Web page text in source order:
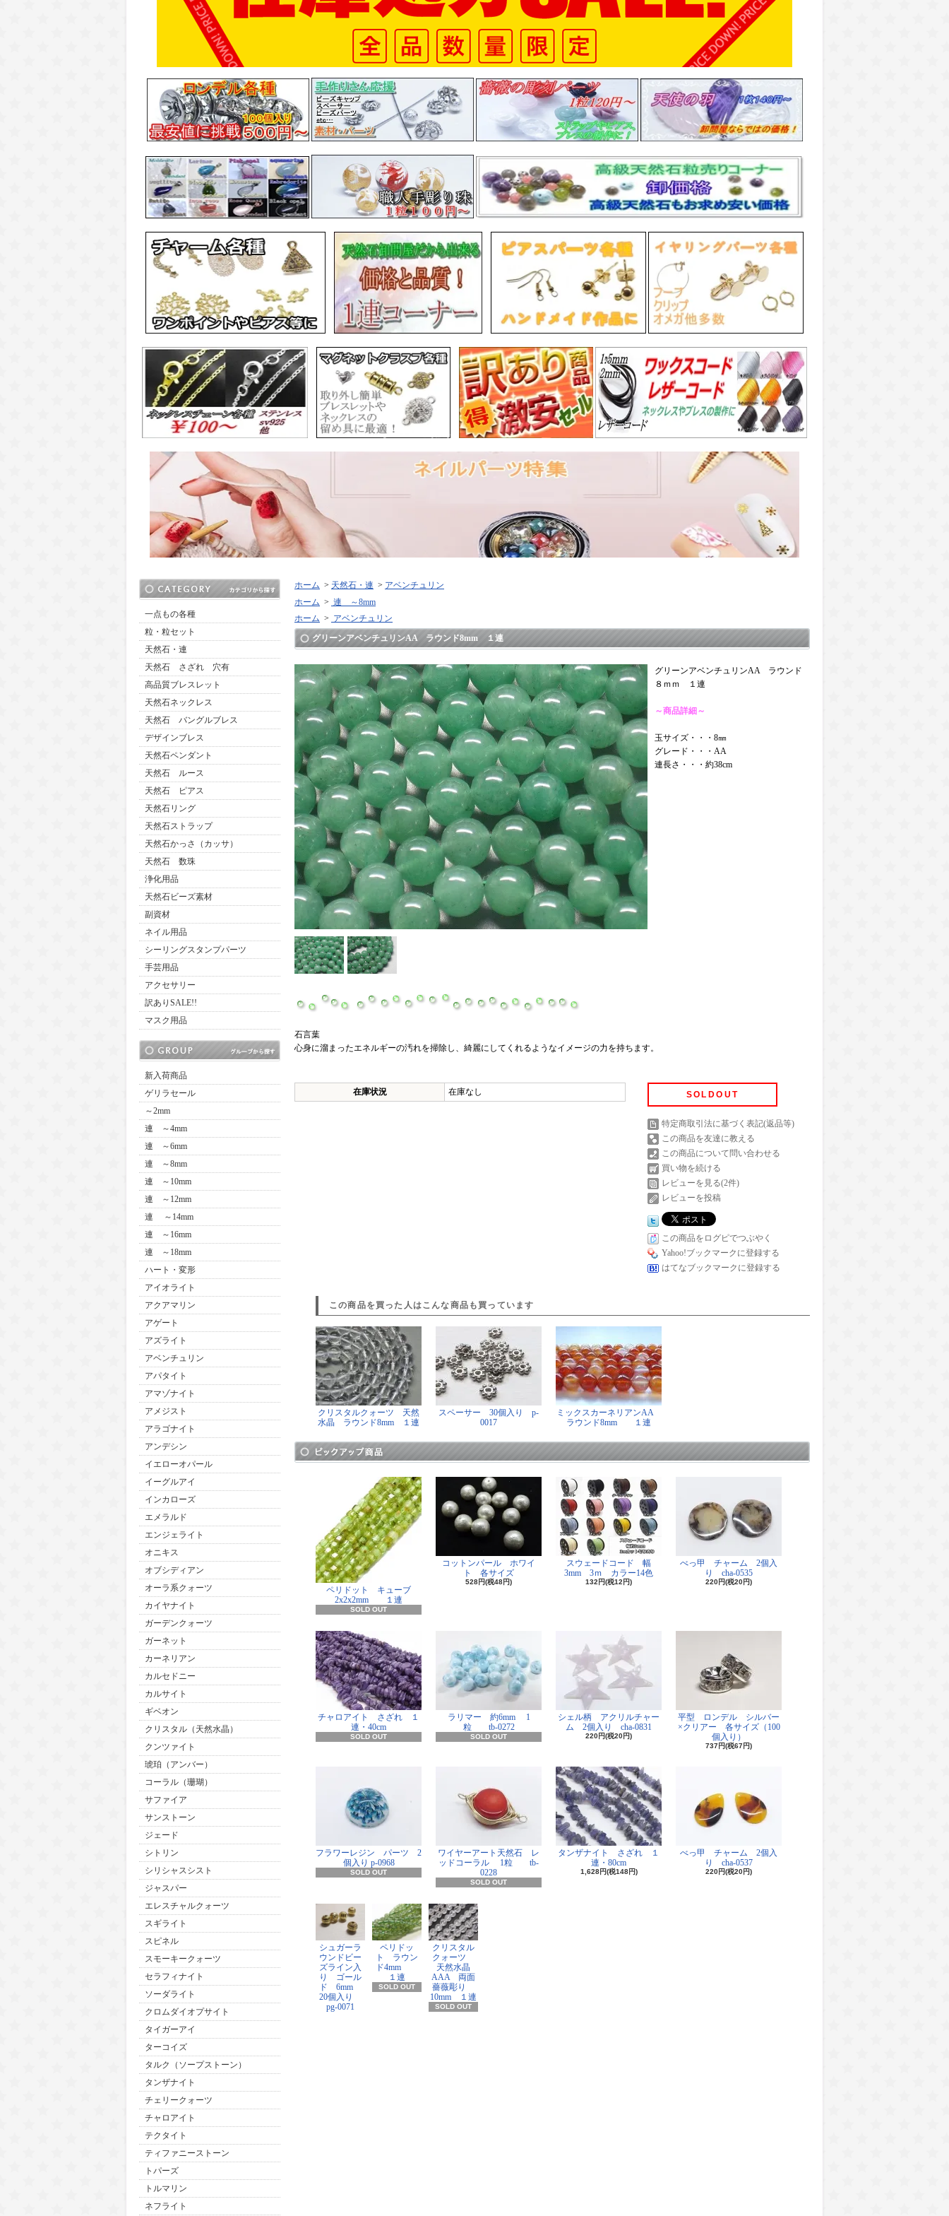
一点もの各種
粒・粒セット
天然石・連
天然石 さざれ 穴有
高品質ブレスレット
天然石ネックレス
天然石 バングルブレス
デザインブレス
天然石ペンダント
天然石 ルース
天然石 ピアス
天然石リング
天然石ストラップ
天然石かっさ（カッサ）
天然石 数珠
浄化用品
天然石ビーズ素材
副資材
ネイル用品
シーリングスタンプパーツ
手芸用品
アクセサリー
訳ありSALE!!
マスク用品
新入荷商品
ゲリラセール
～2mm
連 ～4mm
連 ～6mm
連 ～8mm
連 ～10mm
連 ～12mm
連 ～14mm
連 ～16mm
連 ～18mm
ハート・変形
アイオライト
アクアマリン
アゲート
アズライト
アベンチュリン
アパタイト
アマゾナイト
アメジスト
アラゴナイト
アンデシン
イエローオパール
イーグルアイ
インカローズ
エメラルド
エンジェライト
オニキス
オブシディアン
オーラ系クォーツ
カイヤナイト
ガーデンクォーツ
ガーネット
カーネリアン
カルセドニー
カルサイト
ギベオン
クリスタル（天然水晶）
クンツァイト
琥珀（アンバー）
コーラル（珊瑚）
サファイア
サンストーン
ジェード
シトリン
シリシャスシスト
ジャスパー
エレスチャルクォーツ
スギライト
スピネル
スモーキークォーツ
セラフィナイト
ソーダライト
クロムダイオプサイト
タイガーアイ
ターコイズ
タルク（ソープストーン）
タンザナイト
チェリークォーツ
チャロアイト
テクタイト
ティファニーストーン
トパーズ
トルマリン
ネフライト
ホーム > 天然石・連 > アベンチュリン
ホーム > 連 ～8mm
ホーム > アベンチュリン
グリーンアベンチュリンAA ラウンド8mm １連
グリーンアベンチュリンAA ラウンド
８ｍｍ １連
～商品詳細～
玉サイズ・・・8㎜
グレード・・・AA
連長さ・・・約38cm
石言葉
心身に溜まったエネルギーの汚れを掃除し、綺麗にしてくれるようなイメージの力を持ちます。
在庫状況 在庫なし SOLDOUT
特定商取引法に基づく表記(返品等)
この商品を友達に教える
この商品について問い合わせる
買い物を続ける
レビューを見る(2件)
レビューを投稿
この商品をログピでつぶやく
Yahoo!ブックマークに登録する
はてなブックマークに登録する
この商品を買った人はこんな商品も買っています
クリスタルクォーツ 天然
水晶 ラウンド8mm １連
スペーサー 30個入り p-
0017
ミックスカーネリアンAA
ラウンド8mm １連
ペリドット キューブ
2x2x2mm １連
SOLD OUT
コットンパール ホワイ
ト 各サイズ
528円(税48円)
スウェードコード 幅
3mm 3ｍ カラー14色
132円(税12円)
べっ甲 チャーム 2個入
り cha-0535
220円(税20円)
チャロアイト さざれ １
連・40cm
SOLD OUT
ラリマー 約6mm 1
粒 tb-0272
SOLD OUT
シェル柄 アクリルチャー
ム 2個入り cha-0831
220円(税20円)
平型 ロンデル シルバー
×クリアー 各サイズ（100
個入り）
737円(税67円)
フラワーレジン パーツ 2
個入り p-0968
SOLD OUT
ワイヤーアート天然石 レ
ッドコーラル 1粒 tb-
0228
SOLD OUT
タンザナイト さざれ １
連・80cm
1,628円(税148円)
べっ甲 チャーム 2個入
り cha-0537
220円(税20円)
シュガーラ
ウンドビー
ズライン入
り ゴール
ド 6mm
20個入り
pg-0071
ペリドッ
ト ラウン
ド4mm
１連
SOLD OUT
クリスタル
クォーツ
天然水晶
AAA 両面
薔薇彫り
10mm １連
SOLD OUT